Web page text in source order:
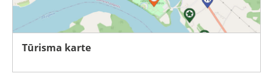
Tūrisma karte